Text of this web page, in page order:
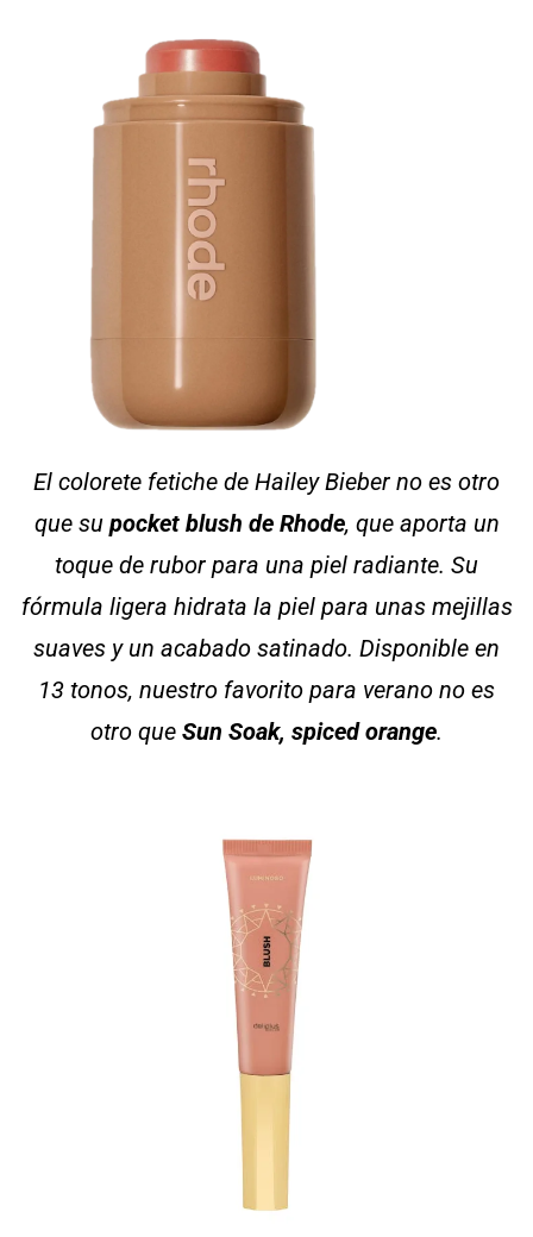
El colorete fetiche de Hailey Bieber no es otro
que su pocket blush de Rhode, que aporta un
toque de rubor para una piel radiante. Su
fórmula ligera hidrata la piel para unas mejillas
suaves y un acabado satinado. Disponible en
13 tonos, nuestro favorito para verano no es
otro que Sun Soak, spiced orange.